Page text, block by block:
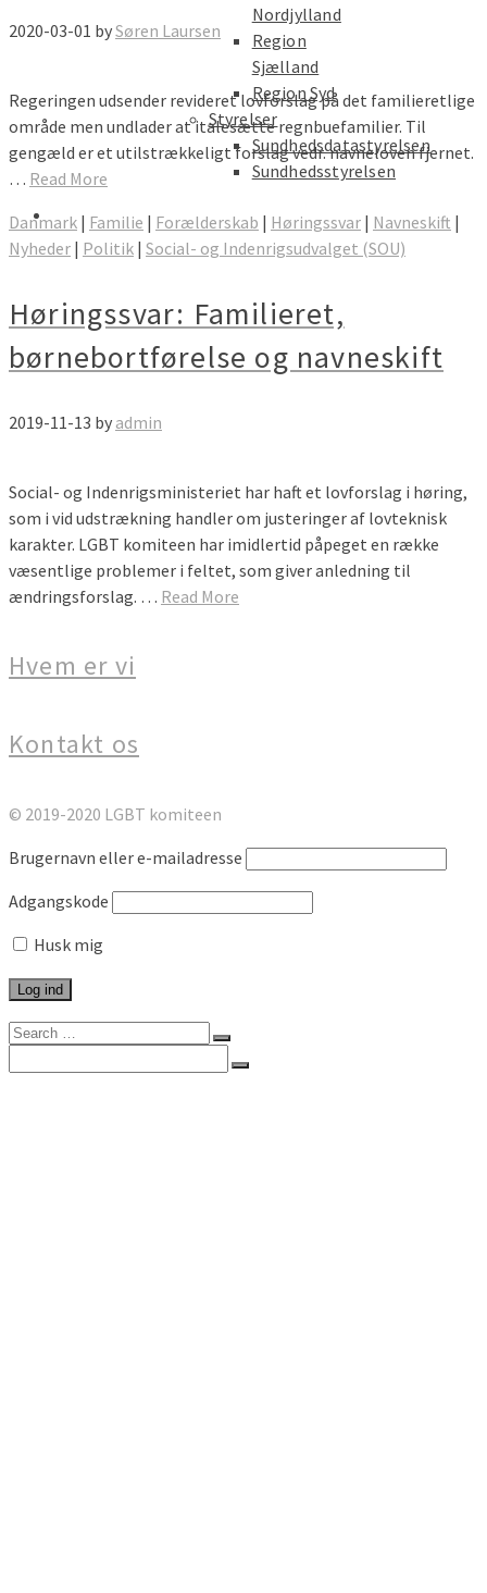
Nordjylland
Region
Sjælland
Region Syd
Styrelser
Sundhedsdatastyrelsen
Sundhedsstyrelsen
2020-03-01 bySøren Laursen
Regeringen udsender revideret lovforslag på det familieretlige
område men undlader at italesætte regnbuefamilier. Til
gengæld er et utilstrækkeligt forslag vedr. navneloven fjernet.
… Read More
Danmark | Familie | Forælderskab | Høringssvar | Navneskift |
Nyheder | Politik | Social- og Indenrigsudvalget (SOU)
Høringssvar: Familieret,
børnebortførelse og navneskift
2019-11-13 by admin
Social- og Indenrigsministeriet har haft et lovforslag i høring,
som i vid udstrækning handler om justeringer af lovteknisk
karakter. LGBT komiteen har imidlertid påpeget en række
væsentlige problemer i feltet, som giver anledning til
ændringsforslag. … Read More
Hvem er vi
Kontakt os
© 2019-2020 LGBT komiteen
Brugernavn eller e-mailadresse
Adgangskode
Husk mig
Search